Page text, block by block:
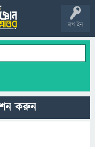
লগ ইন
করুন